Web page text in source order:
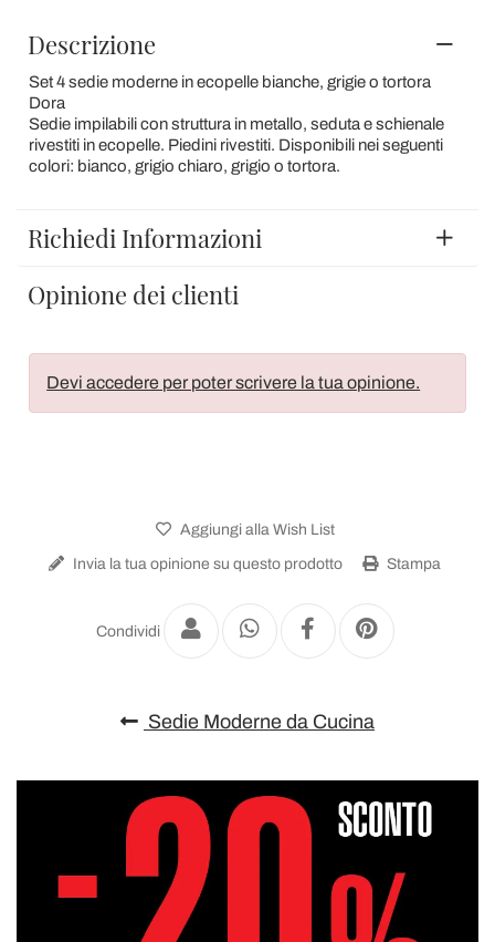
Descrizione
Set 4 sedie moderne in ecopelle bianche, grigie o tortora
Dora
Sedie impilabili con struttura in metallo, seduta e schienale
rivestiti in ecopelle. Piedini rivestiti. Disponibili nei seguenti
colori: bianco, grigio chiaro, grigio o tortora.
Richiedi Informazioni
Opinione dei clienti
Devi accedere per poter scrivere la tua opinione.
Aggiungi alla Wish List
Invia la tua opinione su questo prodotto Stampa
Condividi
Sedie Moderne da Cucina